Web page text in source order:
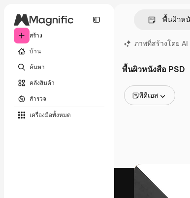
สร้าง
บ้าน
ค้นหา
คลังสินค้า
สำรวจ
เครื่องมือทั้งหมด
ภาพที่สร้างโดย AI
พื้นผิวหนังสือ PSD
พีดีเอส
วิดีโอ
คลิปวิดีโอ
โมชั่นกราฟิก
เทมเพลตวิดีโอ